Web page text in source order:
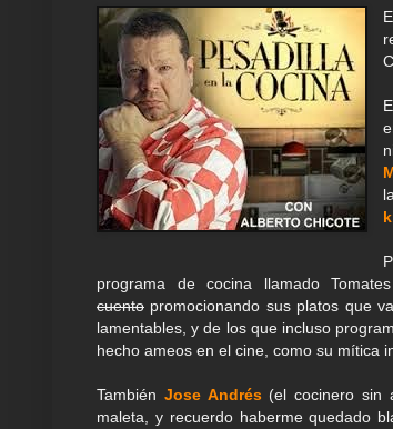
programa de cocina llamado
cuento promocionando sus platos que
lamentables, y de los que incluso
hecho ameos en el cine, como su mítica
También Jose Andrés (el cocinero sin
maleta, y recuerdo haberme quedado